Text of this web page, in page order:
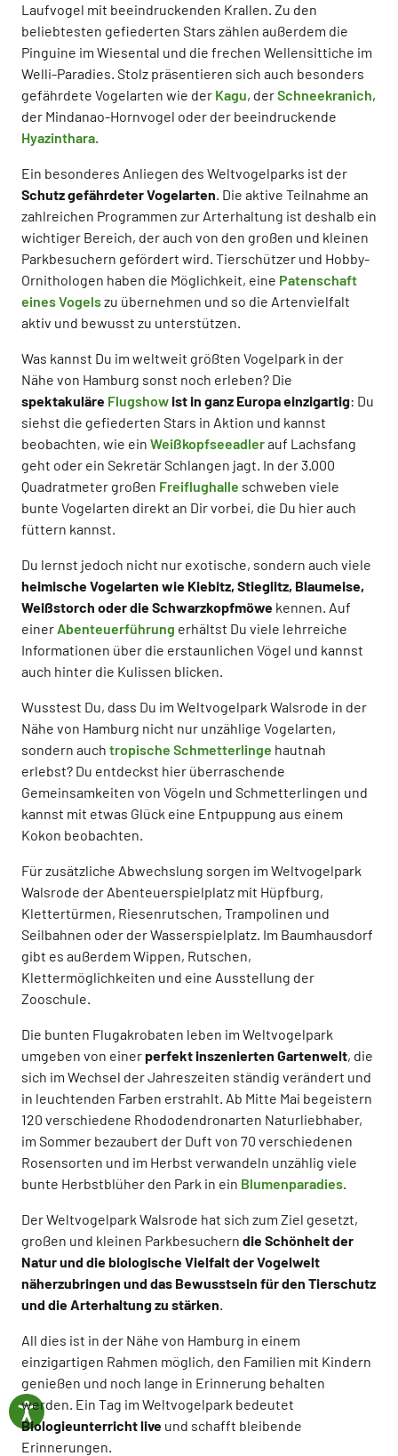
Laufvogel mit beeindruckenden Krallen. Zu den
beliebtesten gefiederten Stars zählen außerdem die
Pinguine im Wiesental und die frechen Wellensittiche im
Welli-Paradies. Stolz präsentieren sich auch besonders
gefährdete Vogelarten wie der Kagu, derSchneekranich,
der Mindanao-Hornvogel oder der beeindruckende
Hyazinthara.
Ein besonderes Anliegen des Weltvogelparks ist der
Schutz gefährdeter Vogelarten . Die aktive Teilnahme an
zahlreichen Programmen zur Arterhaltung ist deshalb ein
wichtiger Bereich, der auch von den großen und kleinen
Parkbesuchern gefördert wird. Tierschützer und Hobby-
Ornithologen haben die Möglichkeit, eine Patenschaft
eines Vogelszu übernehmen und so die Artenvielfalt
aktiv und bewusst zu unterstützen.
Was kannst Du im weltweit größten Vogelpark in der
Nähe von Hamburg sonst noch erleben? Die
spektakuläre Flugshowist in ganz Europa einzigartig: Du
siehst die gefiederten Stars in Aktion und kannst
beobachten, wie ein Weißkopfseeadlerauf Lachsfang
geht oder ein Sekretär Schlangen jagt. In der 3.000
Quadratmeter großen Freiflughalle schweben viele
bunte Vogelarten direkt an Dir vorbei, die Du hier auch
füttern kannst.
Du lernst jedoch nicht nur exotische, sondern auch viele
heimische Vogelarten wie Kiebitz, Stieglitz, Blaumeise,
Weißstorch oder die Schwarzkopfmöwe kennen. Auf
einer Abenteuerführung erhältst Du viele lehrreiche
Informationen über die erstaunlichen Vögel und kannst
auch hinter die Kulissen blicken.
Wusstest Du, dass Du im Weltvogelpark Walsrode in der
Nähe von Hamburg nicht nur unzählige Vogelarten,
sondern auch tropische Schmetterlinge hautnah
erlebst? Du entdeckst hier überraschende
Gemeinsamkeiten von Vögeln und Schmetterlingen und
kannst mit etwas Glück eine Entpuppung aus einem
Kokon beobachten.
Für zusätzliche Abwechslung sorgen im Weltvogelpark
Walsrode der Abenteuerspielplatz mit Hüpfburg,
Klettertürmen, Riesenrutschen, Trampolinen und
Seilbahnen oder der Wasserspielplatz. Im Baumhausdorf
gibt es außerdem Wippen, Rutschen,
Klettermöglichkeiten und eine Ausstellung der
Zooschule.
Die bunten Flugakrobaten leben im Weltvogelpark
umgeben von einer perfekt inszenierten Gartenwelt, die
sich im Wechsel der Jahreszeiten ständig verändert und
in leuchtenden Farben erstrahlt. Ab Mitte Mai begeistern
120 verschiedene Rhododendronarten Naturliebhaber,
im Sommer bezaubert der Duft von 70 verschiedenen
Rosensorten und im Herbst verwandeln unzählig viele
bunte Herbstblüher den Park in ein Blumenparadies
Der Weltvogelpark Walsrode hat sich zum Ziel gesetzt,
großen und kleinen Parkbesuchern die Schönheit der
Natur und die biologische Vielfalt der Vogelwelt
näherzubringen und das Bewusstsein für den Tierschutz
und die Arterhaltung zu stärken
All dies ist in der Nähe von Hamburg in einem
einzigartigen Rahmen möglich, den Familien mit Kindern
genießen und noch lange in Erinnerung behalten
werden. Ein Tag im Weltvogelpark bedeutet
Biologieunterricht live und schafft bleibende
Erinnerungen.